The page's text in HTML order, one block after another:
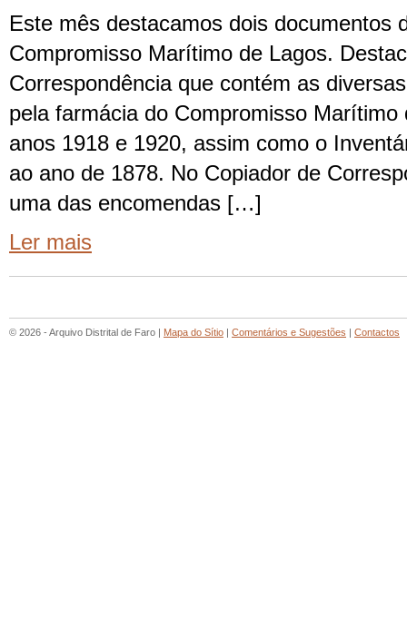
Este mês destacamos dois documentos
Compromisso Marítimo de Lagos.
Correspondência que contém as
pela farmácia do Compromisso Marítimo
anos 1918 e 1920, assim como o
ao ano de 1878. No Copiador de
uma das encomendas […]
Ler mais
© 2026 - Arquivo Distrital de Faro | Mapa do Sítio | Comentários e Sugestões | Contactos